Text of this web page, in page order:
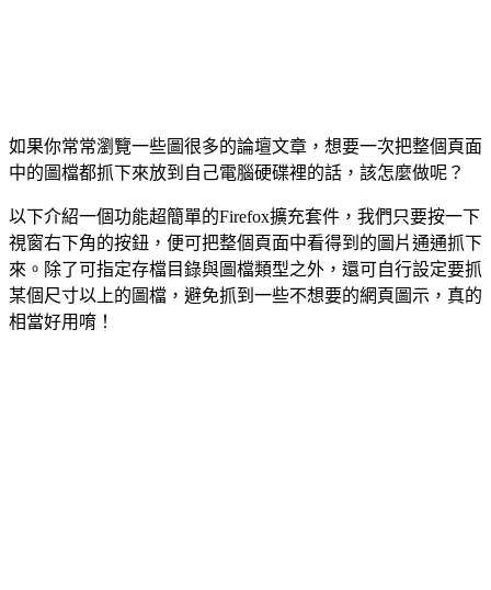
如果你常常瀏覽一些圖很多的論壇文章，想要一次把整個頁面
中的圖檔都抓下來放到自己電腦硬碟裡的話，該怎麼做呢？
以下介紹一個功能超簡單的Firefox擴充套件，我們只要按一下
視窗右下角的按鈕，便可把整個頁面中看得到的圖片通通抓下
來。除了可指定存檔目錄與圖檔類型之外，還可自行設定要抓
某個尺寸以上的圖檔，避免抓到一些不想要的網頁圖示，真的
相當好用唷！